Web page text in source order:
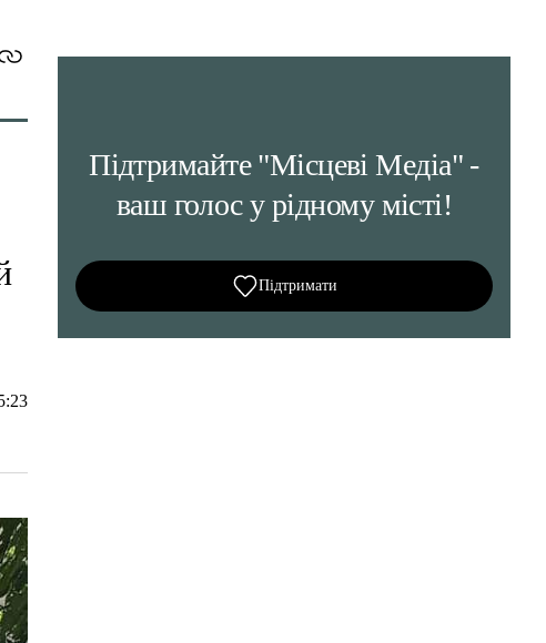
Підтримайте "Місцеві Медіа" -
ваш голос у рідному місті!
Підтримати